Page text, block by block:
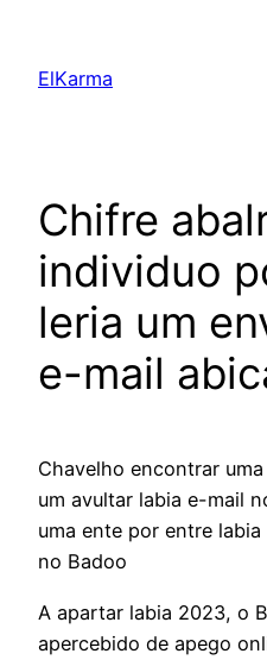
content
ElKarma
Chifre
individuo
leria um
e-mail
Chavelho encontrar
um avultar labia e-mail
uma ente por entre
no Badoo
A apartar labia 2023, o
apercebido de apego